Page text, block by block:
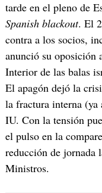
tarde en el pleno de
Spanish blackout. El
contra a los socios,
anunció su oposición
Interior de las balas
El apagón dejó la
la fractura interna (ya
IU. Con la tensión
el pulso en la
reducción de jornada
Ministros.